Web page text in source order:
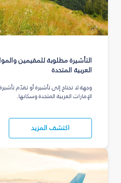
التأشيرة مطلوبة للمقيمين
العربية المتحدة
وجهة لا تحتاج إلى تأشيرة أو تقدّم
الإمارات العربية المتحدة وسكانها.
اكتشف المزيد